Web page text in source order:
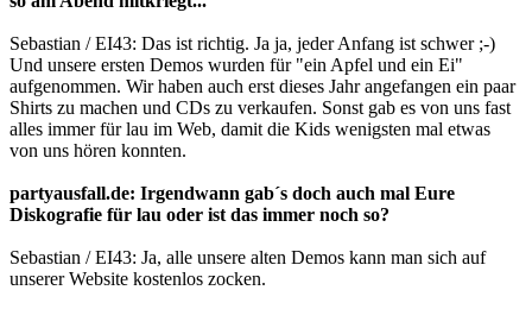
Sebastian / EI43: Das ist richtig. Ja ja, jeder Anfang ist schwer ;-)
Und unsere ersten Demos wurden für "ein Apfel und ein Ei"
aufgenommen. Wir haben auch erst dieses Jahr angefangen ein paar
Shirts zu machen und CDs zu verkaufen. Sonst gab es von uns fast
alles immer für lau im Web, damit die Kids wenigsten mal etwas
von uns hören konnten.
partyausfall.de: Irgendwann gab´s doch auch mal Eure
Diskografie für lau oder ist das immer noch so?
Sebastian / EI43: Ja, alle unsere alten Demos kann man sich auf
unserer Website kostenlos zocken.